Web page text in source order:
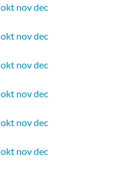
okt novdec
okt novdec
okt novdec
okt novdec
okt novdec
okt novdec